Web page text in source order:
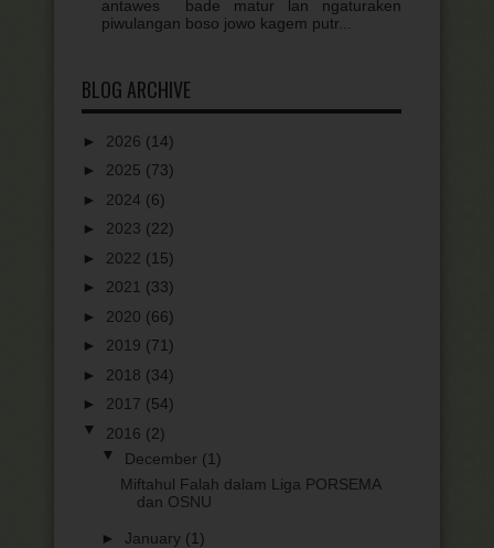
antawes bade matur lan ngaturaken
piwulangan boso jowo kagem putr...
BLOG ARCHIVE
► 2026 (14)
► 2025 (73)
► 2024 (6)
► 2023 (22)
► 2022 (15)
► 2021 (33)
► 2020 (66)
► 2019 (71)
► 2018 (34)
► 2017 (54)
▼ 2016 (2)
▼ December (1)
Miftahul Falah dalam Liga PORSEMA
dan OSNU
► January (1)